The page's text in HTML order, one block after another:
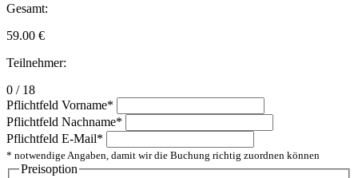
Gesamt:
59.00 €
Teilnehmer:
0 / 18
Pflichtfeld Vorname*
Pflichtfeld Nachname*
Pflichtfeld E-Mail*
* notwendige Angaben, damit wir die Buchung richtig zuordnen können
Preisoption